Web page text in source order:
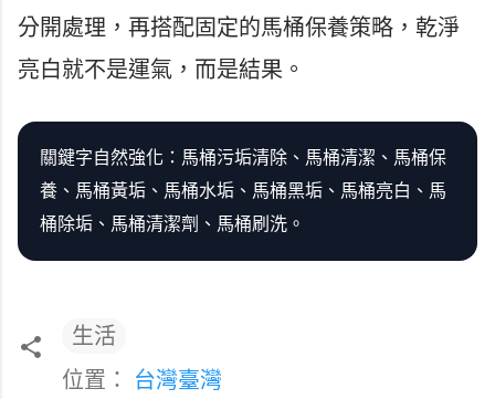
分開處理，再搭配固定的馬桶保養策略，乾淨
亮白就不是運氣，而是結果。
關鍵字自然強化：馬桶污垢清除、馬桶清潔、馬桶保
養、馬桶黃垢、馬桶水垢、馬桶黑垢、馬桶亮白、馬
桶除垢、馬桶清潔劑、馬桶刷洗。
生活
位置： 台灣臺灣